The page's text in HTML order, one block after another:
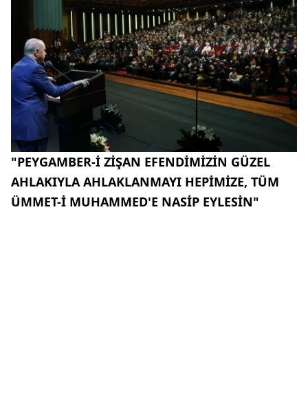
"PEYGAMBER-İ ZİŞAN EFENDİMİZİN GÜZEL
AHLAKIYLA AHLAKLANMAYI HEPİMİZE, TÜM
ÜMMET-İ MUHAMMED'E NASİP EYLESİN"